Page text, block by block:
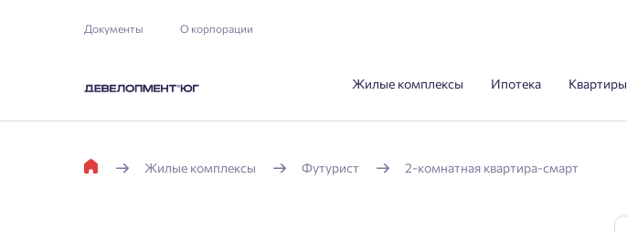
Документы О корпорации
Жилые комплексы Ипотека Квартиры
Жилые комплексы Футурист 2-комнатная квартира-смарт